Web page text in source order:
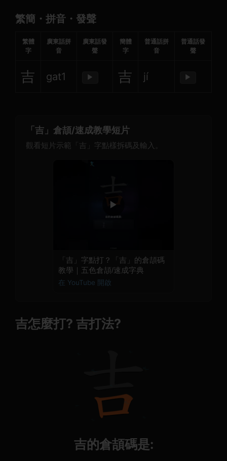
繁簡・拼音・發聲
繁體
字
廣東話拼
音
廣東話發
聲
簡體
字
普通話拼
音
普通話發
聲
吉 gat1 ▶ 吉 jí ▶
「吉」倉頡/速成教學短片
觀看短片示範「吉」字點樣拆碼及輸入。
▶
「吉」字點打？「吉」的倉頡碼
教學｜五色倉頡/速成字典
在 YouTube 開啟
吉怎麼打? 吉打法?
吉的倉頡碼是: